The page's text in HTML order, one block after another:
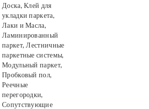
Доска, Клей для
укладки паркета,
Лаки и Масла,
Ламинированный
паркет, Лестничные
паркетные системы,
Модульный паркет,
Пробковый пол,
Реечные
перегородки,
Сопутствующие